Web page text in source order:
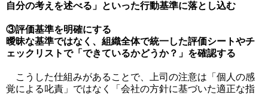
自分の考えを述べる」といった行動基準に落とし込む
③評価基準を明確にする
曖昧な基準ではなく、組織全体で統一した評価シートやチ
ェックリストで「できているかどうか？」を確認する
こうした仕組みがあることで、上司の注意は「個人の感
覚による叱責」ではなく「会社の方針に基づいた適正な指